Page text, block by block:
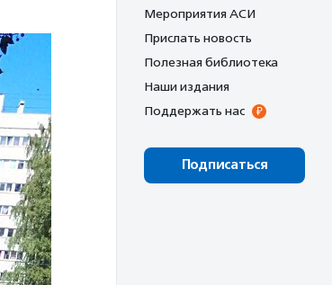
Мероприятия АСИ
Прислать новость
Полезная библиотека
Наши издания
Поддержать нас
Подписаться